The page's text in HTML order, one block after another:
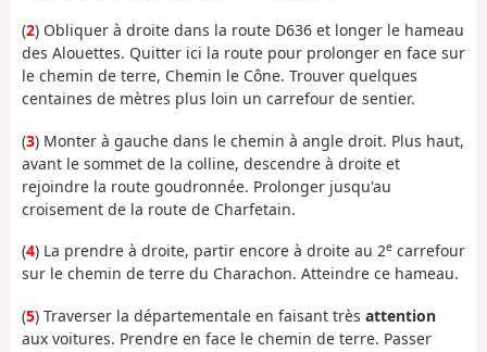
(2) Obliquer à droite dans la route D636 et longer le hameau
des Alouettes. Quitter ici la route pour prolonger en face sur
le chemin de terre, Chemin le Cône. Trouver quelques
centaines de mètres plus loin un carrefour de sentier.
(3) Monter à gauche dans le chemin à angle droit. Plus haut,
avant le sommet de la colline, descendre à droite et
rejoindre la route goudronnée. Prolonger jusqu'au
croisement de la route de Charfetain.
(4) La prendre à droite, partir encore à droite au 2e carrefour
sur le chemin de terre du Charachon. Atteindre ce hameau.
(5) Traverser la départementale en faisant très attention
aux voitures. Prendre en face le chemin de terre. Passer